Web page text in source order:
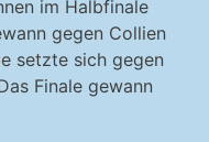
im Halbfinale
gegen Collien
setzte sich gegen
Finale gewann